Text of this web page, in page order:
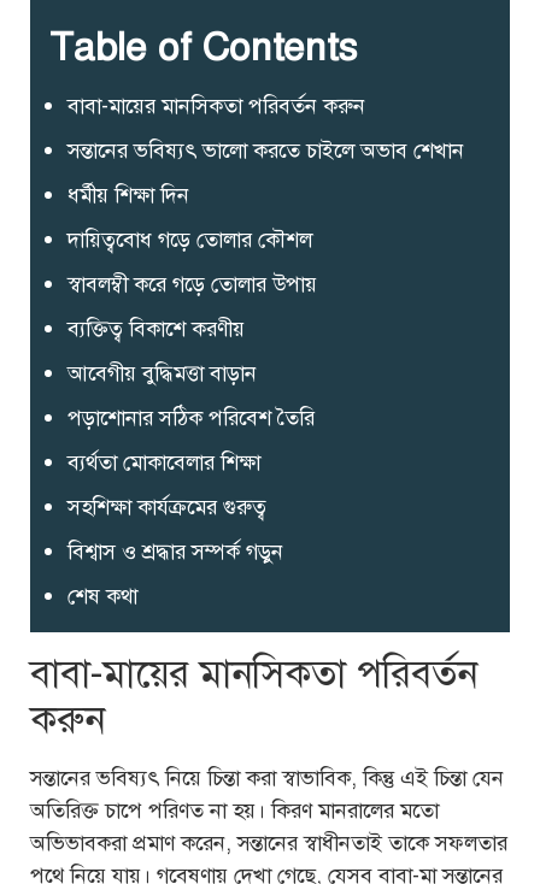
Table of Contents
বাবা-মায়ের মানসিকতা পরিবর্তন করুন
সন্তানের ভবিষ্যৎ ভালো করতে চাইলে অভাব শেখান
ধর্মীয় শিক্ষা দিন
দায়িত্ববোধ গড়ে তোলার কৌশল
স্বাবলম্বী করে গড়ে তোলার উপায়
ব্যক্তিত্ব বিকাশে করণীয়
আবেগীয় বুদ্ধিমত্তা বাড়ান
পড়াশোনার সঠিক পরিবেশ তৈরি
ব্যর্থতা মোকাবেলার শিক্ষা
সহশিক্ষা কার্যক্রমের গুরুত্ব
বিশ্বাস ও শ্রদ্ধার সম্পর্ক গড়ুন
শেষ কথা
বাবা-মায়ের মানসিকতা পরিবর্তন
করুন
সন্তানের ভবিষ্যৎ নিয়ে চিন্তা করা স্বাভাবিক, কিন্তু এই চিন্তা যেন
অতিরিক্ত চাপে পরিণত না হয়। কিরণ মানরালের মতো
অভিভাবকরা প্রমাণ করেন, সন্তানের স্বাধীনতাই তাকে সফলতার
পথে নিয়ে যায়। গবেষণায় দেখা গেছে, যেসব বাবা-মা সন্তানের